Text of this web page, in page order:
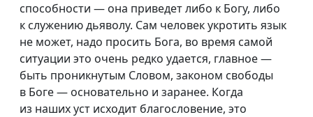
способности — она приведет либо к Богу, либо
к служению дьяволу. Сам человек укротить язык
не может, надо просить Бога, во время самой
ситуации это очень редко удается, главное —
быть проникнутым Словом, законом свободы
в Боге — основательно и заранее. Когда
из наших уст исходит благословение, это